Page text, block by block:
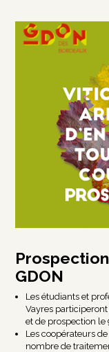
GDON
Les étudiants et
Vayres
et de prospection le
Les coopérateurs
nombre de